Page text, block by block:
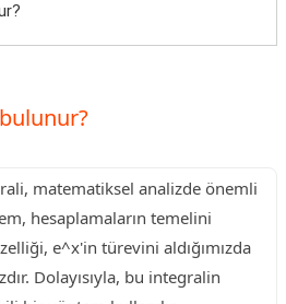
matematiksel analizde önemli
hesaplamaların temelini
e^x'in türevini aldığımızda
Dolayısıyla, bu integralin